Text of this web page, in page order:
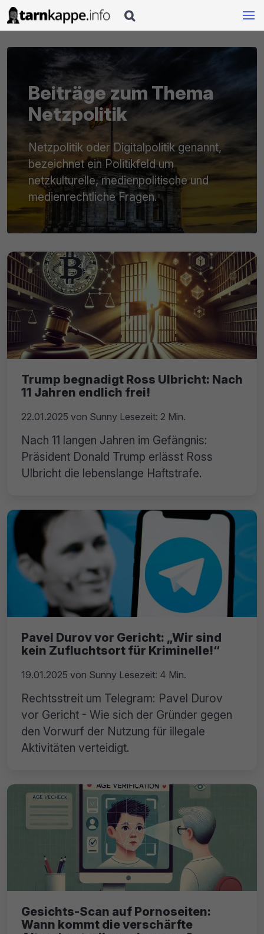

Beiträge zum Thema
Netzpolitik
Netzpolitik oder Digitalpolitik genannt,
bezeichnet ein Politikfeld um
netzkulturelle, medienpolitische und
medienrechtliche Fragen.
Trump begnadigt Ross Ulbricht: Nach
11 Jahren endlich frei!
22.01.2025 von Sunny Lesezeit: 2 Min.
Nach 11 langen Jahren im Gefängnis:
Präsident Donald Trump erlässt Ross
Ulbricht die lebenslange Haftstrafe.
Pavel Durov vor Gericht: „Wir sind
kein Zufluchtsort für Kriminelle!“
19.01.2025 von Sunny Lesezeit: 4 Min.
Rechtsstreit um Telegram: Pavel Durov
vor Gericht - Wie sich der Gründer gegen
den Vorwurf der Nutzung für illegale
Aktivitäten verteidigt.
Gesichts-Scan auf Pornoseiten:
Wann kommt die verschärfte